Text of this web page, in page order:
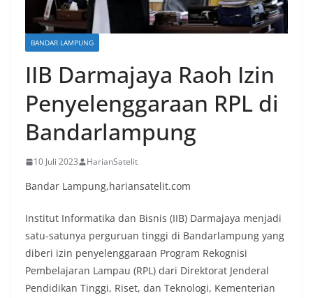
BANDAR LAMPUNG
IIB Darmajaya Raoh Izin
Penyelenggaraan RPL di
Bandarlampung
10 Juli 2023 HarianSatelit
Bandar Lampung,hariansatelit.com
Institut Informatika dan Bisnis (IIB) Darmajaya menjadi
satu-satunya perguruan tinggi di Bandarlampung yang
diberi izin penyelenggaraan Program Rekognisi
Pembelajaran Lampau (RPL) dari Direktorat Jenderal
Pendidikan Tinggi, Riset, dan Teknologi, Kementerian